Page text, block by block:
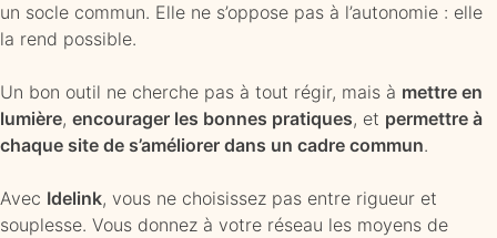
un socle commun. Elle ne s’oppose pas à l’autonomie : elle
la rend possible.
Un bon outil ne cherche pas à tout régir, mais à mettre en
lumière, encourager les bonnes pratiques, et permettre à
chaque site de s’améliorer dans un cadre commun.
Avec Idelink, vous ne choisissez pas entre rigueur et
souplesse. Vous donnez à votre réseau les moyens de